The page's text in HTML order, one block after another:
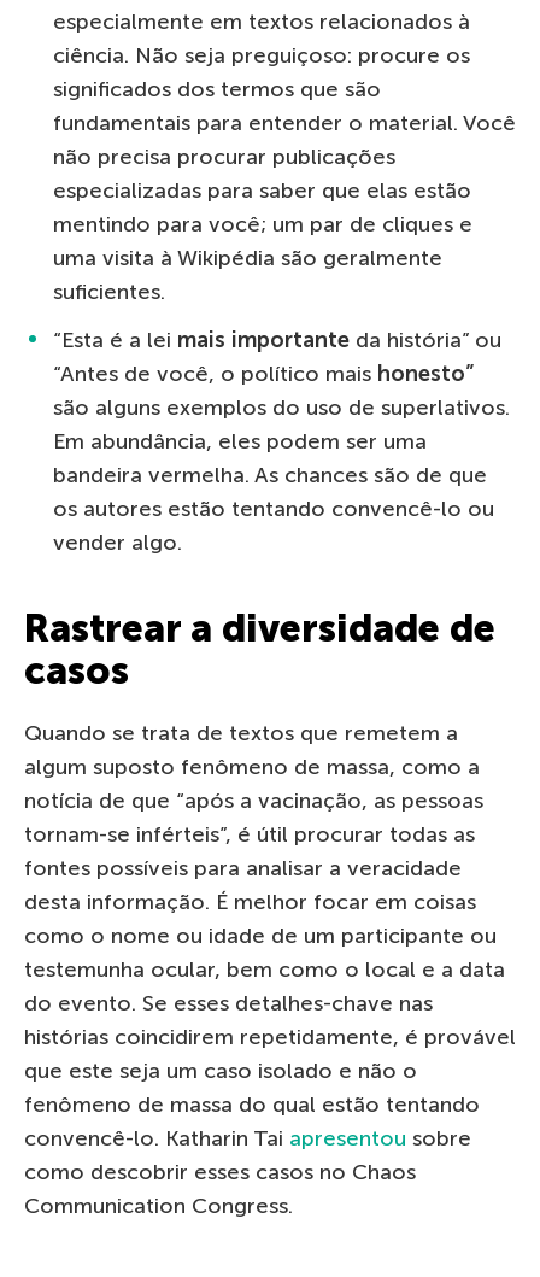
especialmente em textos relacionados à
ciência. Não seja preguiçoso: procure os
significados dos termos que são
fundamentais para entender o material. Você
não precisa procurar publicações
especializadas para saber que elas estão
mentindo para você; um par de cliques e
uma visita à Wikipédia são geralmente
suficientes.
“Esta é a lei mais importante da história” ou
“Antes de você, o político mais honesto”
são alguns exemplos do uso de superlativos.
Em abundância, eles podem ser uma
bandeira vermelha. As chances são de que
os autores estão tentando convencê-lo ou
vender algo.
Rastrear a diversidade de
casos
Quando se trata de textos que remetem a
algum suposto fenômeno de massa, como a
notícia de que “após a vacinação, as pessoas
tornam-se inférteis”, é útil procurar todas as
fontes possíveis para analisar a veracidade
desta informação. É melhor focar em coisas
como o nome ou idade de um participante ou
testemunha ocular, bem como o local e a data
do evento. Se esses detalhes-chave nas
histórias coincidirem repetidamente, é provável
que este seja um caso isolado e não o
fenômeno de massa do qual estão tentando
convencê-lo. Katharin Tai apresentou sobre
como descobrir esses casos no Chaos
Communication Congress.